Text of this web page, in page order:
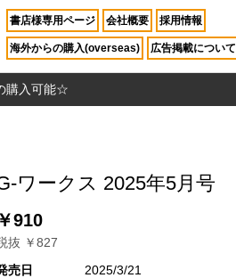
書店様専用ページ 会社概要 採用情報
海外からの購入(overseas) 広告掲載について
購入可能☆
ワークス 2025年5月号
￥910
抜 ￥827
売日
2025/3/21